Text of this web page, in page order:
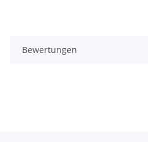
Bewertungen